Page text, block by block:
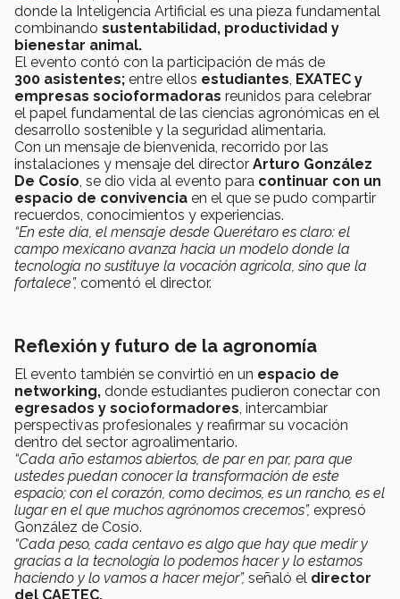
donde la Inteligencia Artificial es una pieza fundamental
combinando sustentabilidad, productividad y
bienestar animal.
El evento contó con la participación de más de
300 asistentes; entre ellos estudiantes EXATEC y
empresas socioformadoras reunidos para celebrar
el papel fundamental de las ciencias agronómicas en el
desarrollo sostenible y la seguridad alimentaria.
Con un mensaje de bienvenida, recorrido por las
instalaciones y mensaje del director Arturo González
De Cosío , se dio vida al evento para continuar con un
espacio de convivencia en el que se pudo compartir
recuerdos, conocimientos y experiencias.
“En este día, el mensaje desde Querétaro es claro: el
campo mexicano avanza hacia un modelo donde la
tecnología no sustituye la vocación agrícola, sino que la
fortalece”, comentó el director.
Reflexión y futuro de la agronomía
El evento también se convirtió en un espacio de
networking, donde estudiantes pudieron conectar con
egresados y socioformadores , intercambiar
perspectivas profesionales y reafirmar su vocación
dentro del sector agroalimentario.
“Cada año estamos abiertos, de par en par, para que
ustedes puedan conocer la transformación de este
espacio; con el corazón, como decimos, es un rancho, es el
lugar en el que muchos agrónomos crecemos”, expresó
González de Cosío.
“Cada peso, cada centavo es algo que hay que medir y
gracias a la tecnología lo podemos hacer y lo estamos
haciendo y lo vamos a hacer mejor”, señaló el director
del CAETEC.